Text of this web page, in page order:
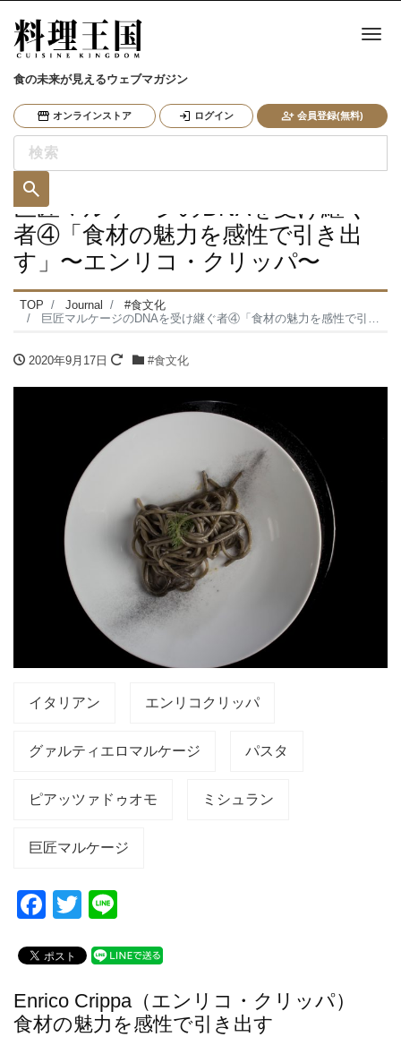
食の未来が見えるウェブマガジン
オンラインストア ログイン 会員登録(無料)
ナ
巨匠マルケージのDNAを受け継ぐ
者④「食材の魅力を感性で引き出
す」〜エンリコ・クリッパ〜
TOP Journal
#食文化
巨匠マルケージのDNAを受け継ぐ者④「食材の魅力を感性で引き出す」〜エンリコ・クリッパ〜
2020年9月17日 #食文化
イタリアン エンリコクリッパ
グァルティエロマルケージ パスタ
ピアッツァドゥオモ ミシュラン
巨匠マルケージ
F
c
e
b
T
tt
er
e
Enrico Crippa（エンリコ・クリッパ）
食材の魅力を感性で引き出す